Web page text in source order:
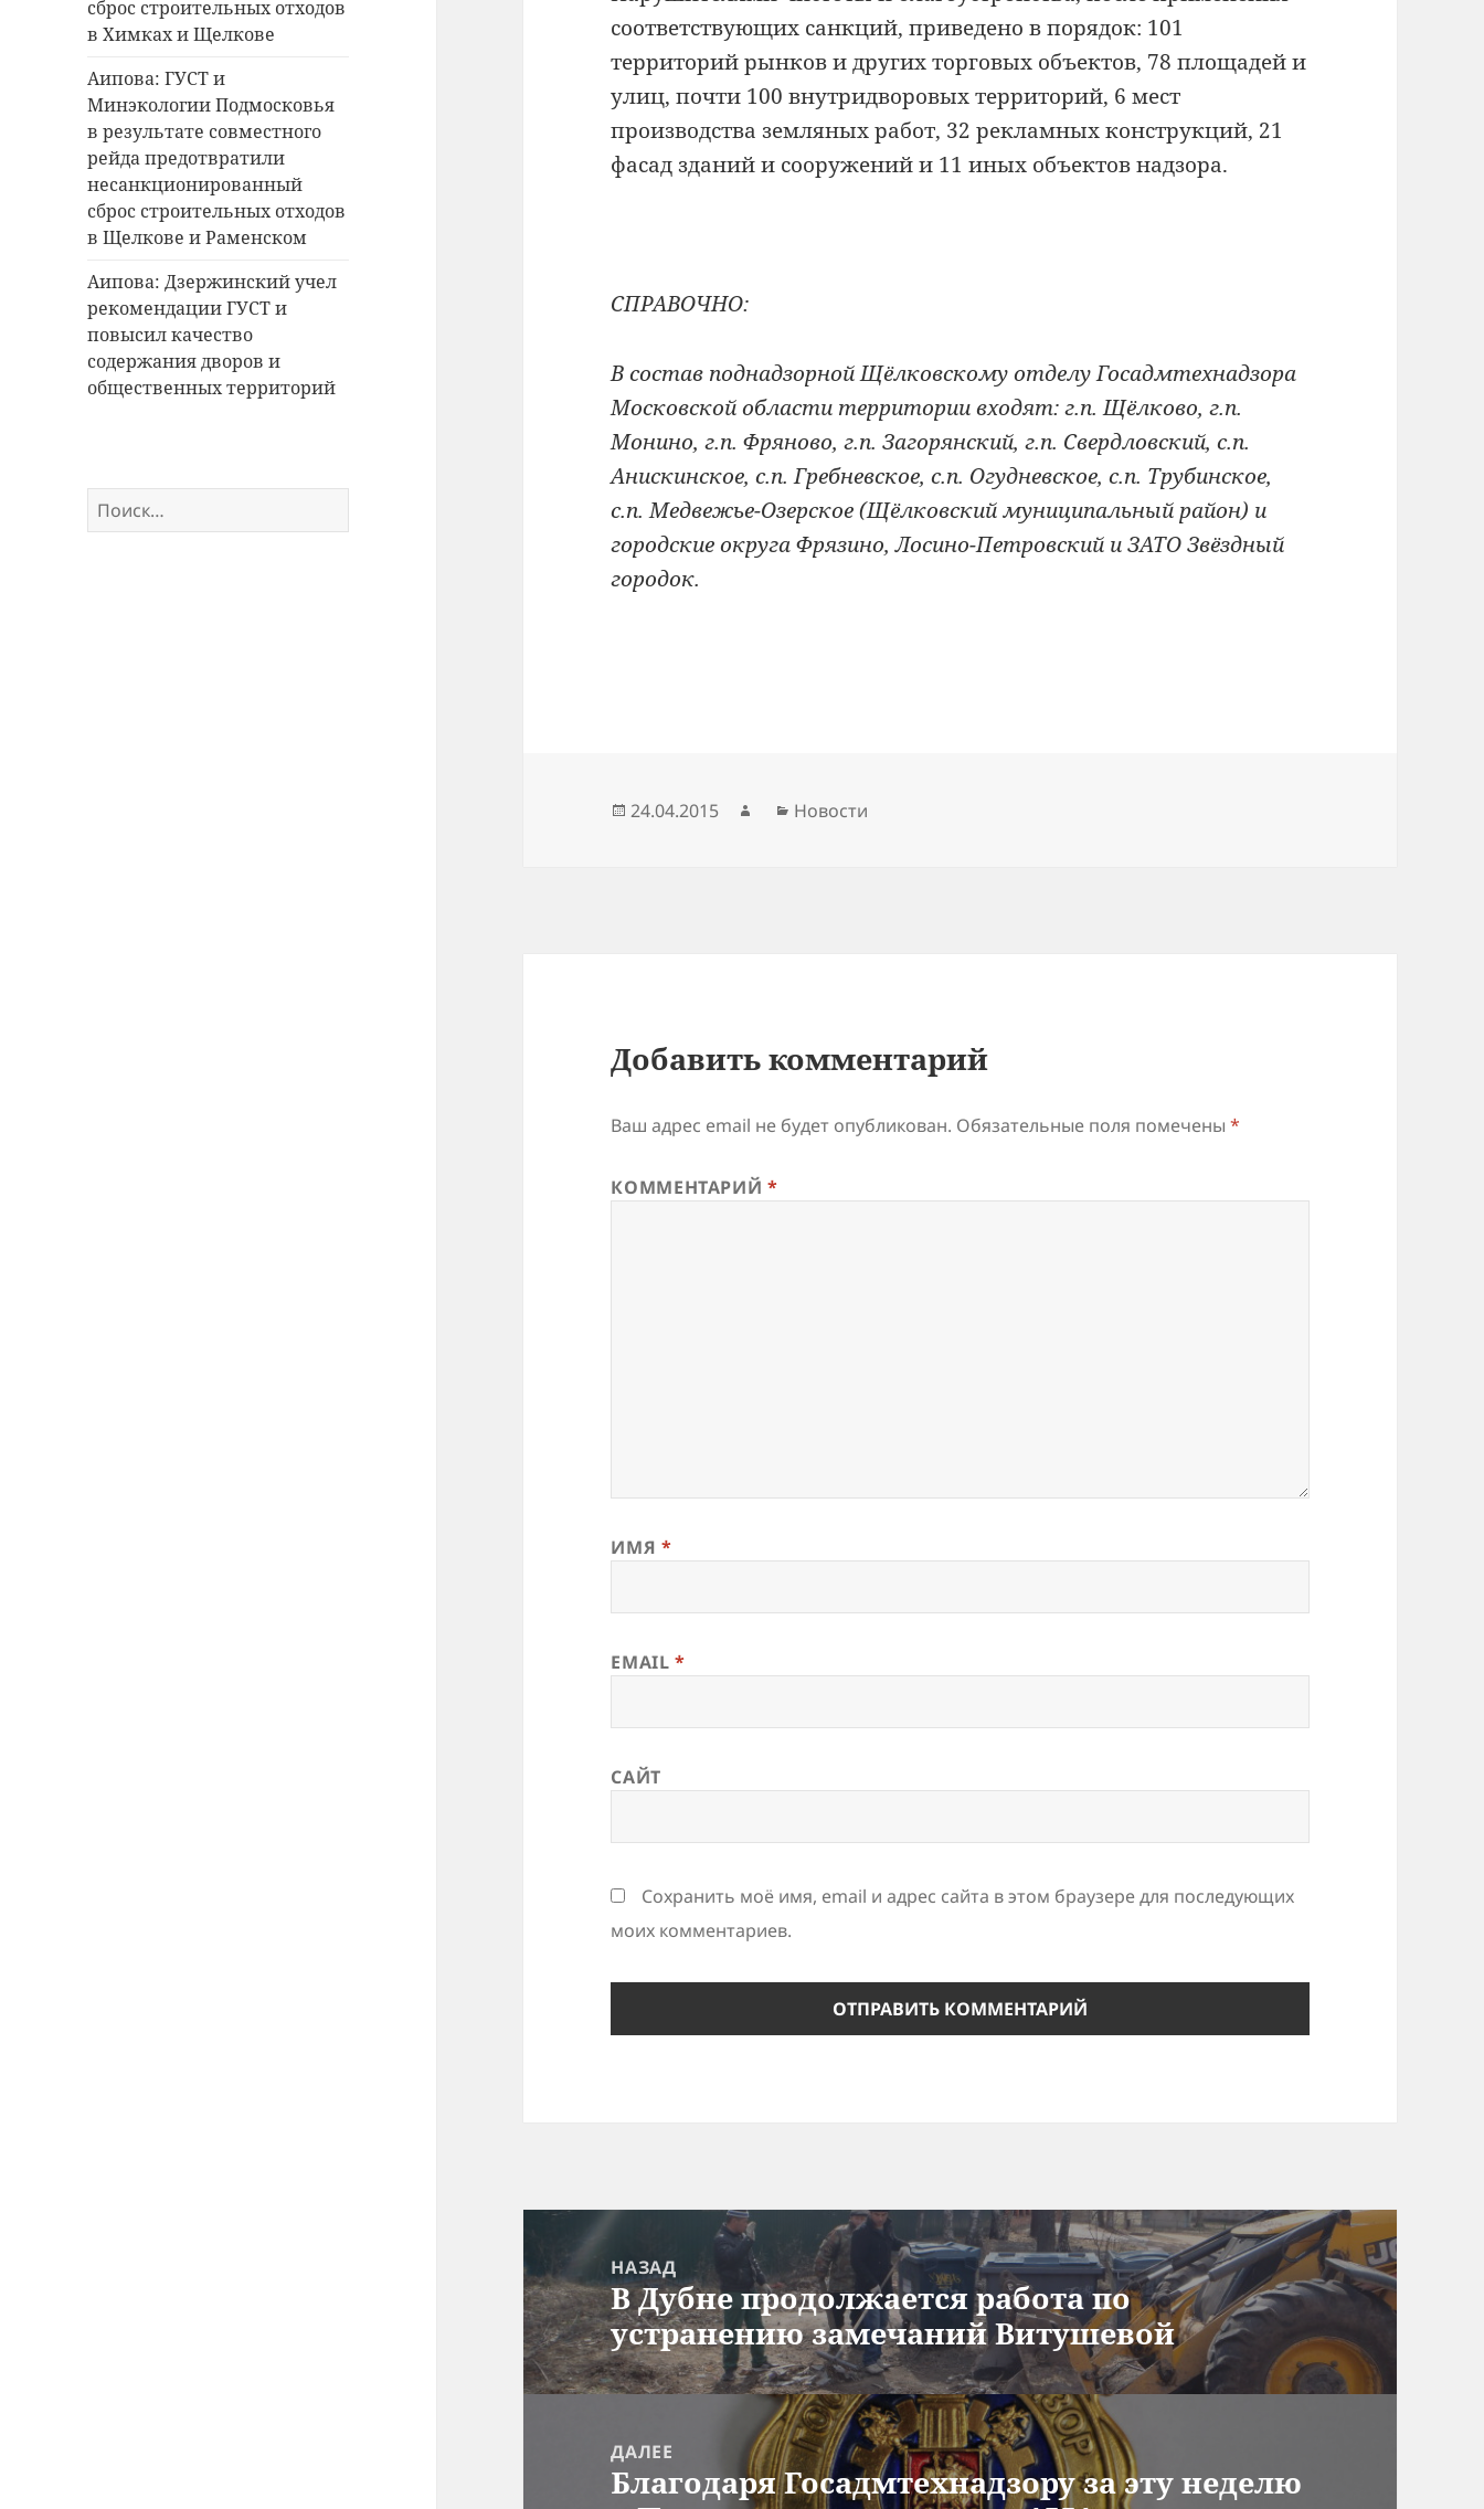
сброс строительных отходов
в Химках и Щелкове
Аипова: ГУСТ и
Минэкологии Подмосковья
в результате совместного
рейда предотвратили
несанкционированный
сброс строительных отходов
в Щелкове и Раменском
Аипова: Дзержинский учел
рекомендации ГУСТ и
повысил качество
содержания дворов и
общественных территорий
Найти:
соответствующих санкций, приведено в порядок: 101
территорий рынков и других торговых объектов, 78 площадей и
улиц, почти 100 внутридворовых территорий, 6 мест
производства земляных работ, 32 рекламных конструкций, 21
фасад зданий и сооружений и 11 иных объектов надзора.
СПРАВОЧНО:
В состав поднадзорной Щёлковскому отделу Госадмтехнадзора
Московской области территории входят: г.п. Щёлково, г.п.
Монино, г.п. Фряново, г.п. Загорянский, г.п. Свердловский, с.п.
Анискинское, с.п. Гребневское, с.п. Огудневское, с.п. Трубинское,
с.п. Медвежье-Озерское (Щёлковский муниципальный район) и
городские округа Фрязино, Лосино-Петровский и ЗАТО Звёздный
городок.
Опубликовано
24.04.2015 АвторРубрики
Новости
Добавить комментарий
Ваш адрес email не будет опубликован. Обязательные поля помечены*
КОММЕНТАРИЙ*
ИМЯ *
EMAIL*
САЙТ
Сохранить моё имя, email и адрес сайта в этом браузере для последующих
моих комментариев.
Навигация
по
записям
НАЗАД
Предыдущая
запись:
В Дубне продолжается работа по
устранению замечаний Витушевой
ДАЛЕЕ
Следующая
Благодаря Госадмтехнадзору за эту неделю